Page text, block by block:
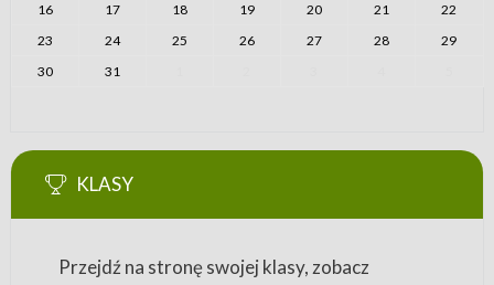
16
17 18 19 20 21
22
23
24 25 26 27 28
29
30
31
KLASY
Przejdź na stronę swojej klasy, zobacz